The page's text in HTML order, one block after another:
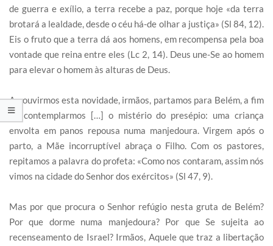
de guerra e exílio, a terra recebe a paz, porque hoje «da terra
brotará a lealdade, desde o céu há-de olhar a justiça» (Sl 84, 12).
Eis o fruto que a terra dá aos homens, em recompensa pela boa
vontade que reina entre eles (Lc 2, 14). Deus une-Se ao homem
para elevar o homem às alturas de Deus.
Ao ouvirmos esta novidade, irmãos, partamos para Belém, a fim
de contemplarmos […] o mistério do presépio: uma criança
envolta em panos repousa numa manjedoura. Virgem após o
parto, a Mãe incorruptível abraça o Filho. Com os pastores,
repitamos a palavra do profeta: «Como nos contaram, assim nós
vimos na cidade do Senhor dos exércitos» (Sl 47, 9).
Mas por que procura o Senhor refúgio nesta gruta de Belém?
Por que dorme numa manjedoura? Por que Se sujeita ao
recenseamento de Israel? Irmãos, Aquele que traz a libertação